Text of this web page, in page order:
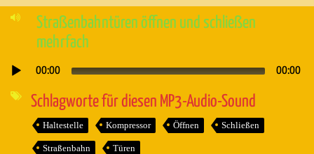
Straßenbahntüren öffnen und schließen
mehrfach
Audio-
00:00 00:00
Schlagworte für diesen MP3-Audio-Sound
Haltestelle Kompressor Öffnen Schließen
Straßenbahn Türen